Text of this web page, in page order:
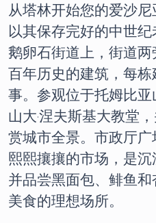
从塔林开始您的爱沙
以其保存完好的中世
鹅卵石街道上，街道
百年历史的建筑，每
事。参观位于托姆比
山大·涅夫斯基大教堂
赏城市全景。市政厅
熙熙攘攘的市场，是
并品尝黑面包、鲱鱼
美食的理想场所。